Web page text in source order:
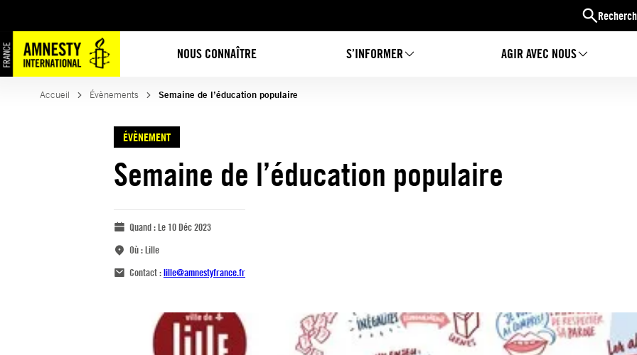
NOUS CONNAÎTRE S’INFORMER AGIR AVEC NOUS
Accueil Évènements Semaine de l’éducation populaire
ÉVÈNEMENT
Semaine de l’éducation populaire
Quand :Le 10 Déc 2023
Où :Lille
Contact :lille@amnestyfrance.fr